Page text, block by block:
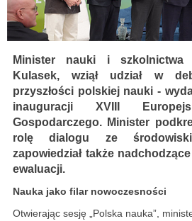
Minister nauki i szkolnictwa
Kulasek, wziął udział w
przyszłości polskiej nauki -
inauguracji XVIII
Gospodarczego. Minister
rolę dialogu ze
zapowiedział także
ewaluacji.
Nauka jako filar nowoczesności
Otwierając sesję „Polska nauka”,